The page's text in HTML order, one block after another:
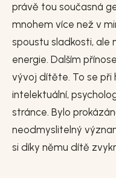
právě tou současná
mnohem více než v
spoustu sladkosti, ale
energie. Dalším
vývoj dítěte. To se při
intelektuální,
stránce. Bylo
neodmyslitelný
si díky němu dítě